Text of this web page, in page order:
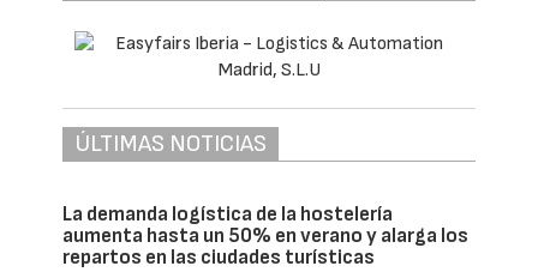
ÚLTIMAS NOTICIAS
La demanda logística de la hostelería
aumenta hasta un 50% en verano y alarga los
repartos en las ciudades turísticas